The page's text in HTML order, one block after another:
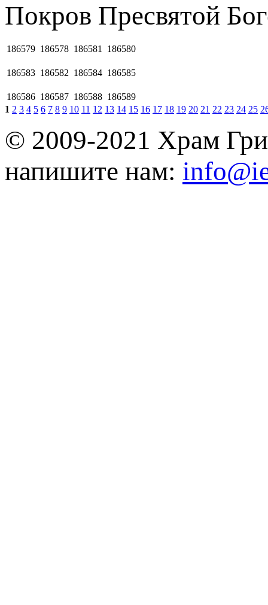
Пoкрoв Пpecвятoй
186579 186578 186581 186580
186583 186582 186584 186585
186586 186587 186588 186589
1 2 3 4 5 6 7 8 9 10 11 12 13 14 15 16 17 18 19 20 21 22 23 24 25
© 2009-2021 Храм
напишите нам: